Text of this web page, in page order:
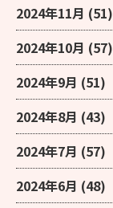
2024年11月 (51)
2024年10月 (57)
2024年9月 (51)
2024年8月 (43)
2024年7月 (57)
2024年6月 (48)